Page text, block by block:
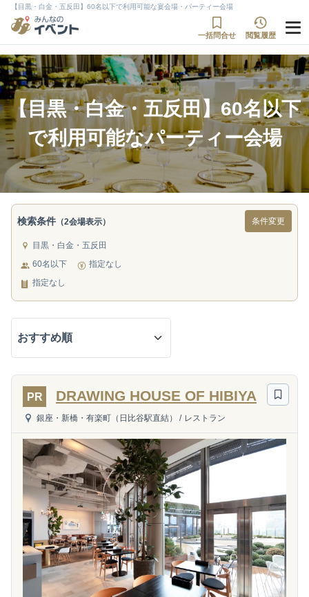
【目黒・白金・五反田】60名以下で利用可能な宴会場・パーティー会場
一括問合せ 閲覧履歴
【目黒・白金・五反田】60名以下
で利用可能なパーティー会場
検索条件 （2会場表示） 条件変更
目黒・白金・五反田
60名以下
指定なし
指定なし
PR DRAWING HOUSE OF HIBIYA
銀座・新橋・有楽町（日比谷駅直結） / レストラン